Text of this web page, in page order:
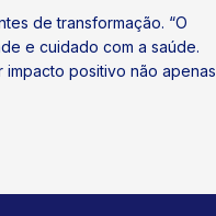
de transformação. “O
e cuidado com a saúde.
positivo não apenas